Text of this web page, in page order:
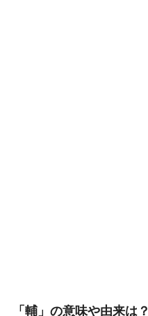
「輔」の意味や由来は？